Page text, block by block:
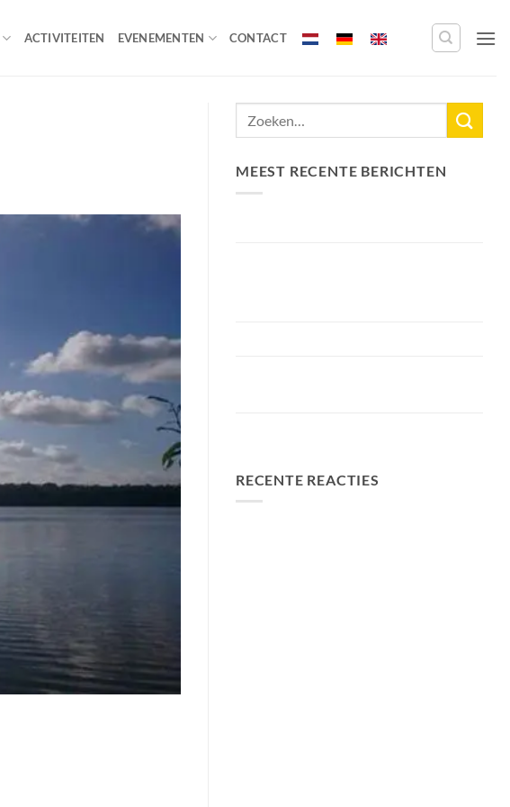
ACTIVITEITEN EVENEMENTEN CONTACT
MEEST RECENTE BERICHTEN
RECENTE REACTIES